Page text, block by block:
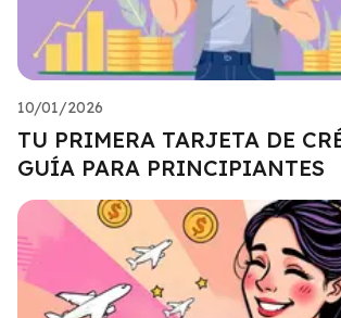
10/01/2026
TU PRIMERA TARJETA DE
GUÍA PARA PRINCIPIANTES